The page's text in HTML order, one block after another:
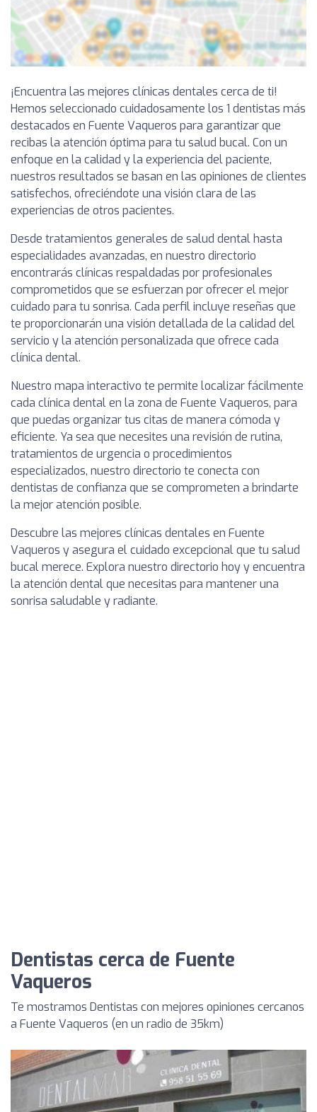
¡Encuentra las mejores clínicas dentales cerca de ti!
Hemos seleccionado cuidadosamente los 1 dentistas más
destacados en Fuente Vaqueros para garantizar que
recibas la atención óptima para tu salud bucal. Con un
enfoque en la calidad y la experiencia del paciente,
nuestros resultados se basan en las opiniones de clientes
satisfechos, ofreciéndote una visión clara de las
experiencias de otros pacientes.
Desde tratamientos generales de salud dental hasta
especialidades avanzadas, en nuestro directorio
encontrarás clínicas respaldadas por profesionales
comprometidos que se esfuerzan por ofrecer el mejor
cuidado para tu sonrisa. Cada perfil incluye reseñas que
te proporcionarán una visión detallada de la calidad del
servicio y la atención personalizada que ofrece cada
clínica dental.
Nuestro mapa interactivo te permite localizar fácilmente
cada clínica dental en la zona de Fuente Vaqueros, para
que puedas organizar tus citas de manera cómoda y
eficiente. Ya sea que necesites una revisión de rutina,
tratamientos de urgencia o procedimientos
especializados, nuestro directorio te conecta con
dentistas de confianza que se comprometen a brindarte
la mejor atención posible.
Descubre las mejores clínicas dentales en Fuente
Vaqueros y asegura el cuidado excepcional que tu salud
bucal merece. Explora nuestro directorio hoy y encuentra
la atención dental que necesitas para mantener una
sonrisa saludable y radiante.
Dentistas cerca de Fuente
Vaqueros
Te mostramos Dentistas con mejores opiniones cercanos
a Fuente Vaqueros (en un radio de 35km)